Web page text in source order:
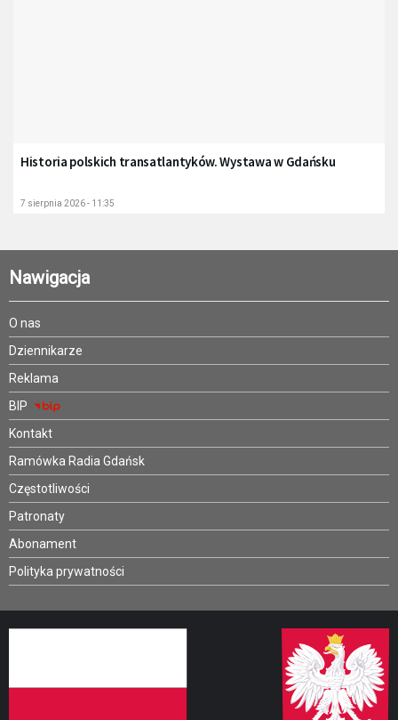
Historia polskich transatlantyków. Wystawa w Gdańsku
7 sierpnia 2026 - 11:35
Nawigacja
O nas
Dziennikarze
Reklama
BIP
Kontakt
Ramówka Radia Gdańsk
Częstotliwości
Patronaty
Abonament
Polityka prywatności